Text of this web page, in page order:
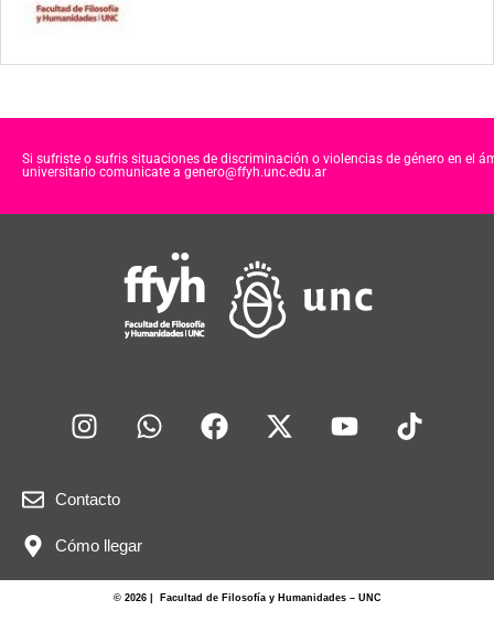
Si sufriste o sufris situaciones de discriminación o violencias de género en el
universitario comunicate a genero@ffyh.unc.edu.ar
Contacto
Cómo llegar
© 2026 | Facultad de Filosofía y Humanidades – UNC